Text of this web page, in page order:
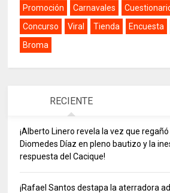
Promoción
Carnavales
Concurso
Viral Tienda Encuesta
Broma
RECIENTE
¡Alberto Linero revela la vez que
Diomedes Díaz en pleno bautizo y la
respuesta del Cacique!
¡Rafael Santos destapa la aterradora